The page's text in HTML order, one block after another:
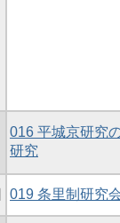
016 平城京研究
研究
019 条里制研究